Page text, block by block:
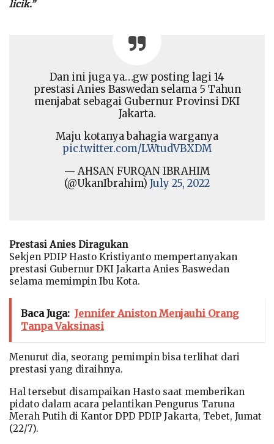
licik.”
Dan ini juga ya…gw posting lagi 14
prestasi Anies Baswedan selama 5 Tahun
menjabat sebagai Gubernur Provinsi DKI
Jakarta.
Maju kotanya bahagia warganya
pic.twitter.com/LWtudVBXDM
— AHSAN FURQAN IBRAHIM
(@UkanIbrahim) July 25, 2022
Prestasi Anies Diragukan
Sekjen PDIP Hasto Kristiyanto mempertanyakan
prestasi Gubernur DKI Jakarta Anies Baswedan
selama memimpin Ibu Kota.
Baca Juga: Jennifer Aniston Menjauhi Orang
Tanpa Vaksinasi
Menurut dia, seorang pemimpin bisa terlihat dari
prestasi yang diraihnya.
Hal tersebut disampaikan Hasto saat memberikan
pidato dalam acara pelantikan Pengurus Taruna
Merah Putih di Kantor DPD PDIP Jakarta, Tebet, Jumat
(22/7).